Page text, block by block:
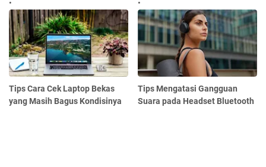
Tips Cara Cek Laptop Bekas
yang Masih Bagus Kondisinya
Tips Mengatasi Gangguan
Suara pada Headset Bluetooth